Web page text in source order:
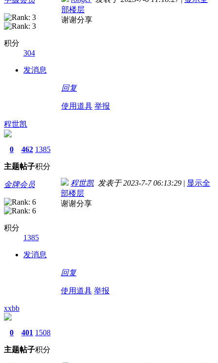
积分
304
发消息
部楼层
谢谢分享
回复
使用道具 举报
程世凯
0
主题
462
帖子
1385
积分
金牌会员
积分
1385
发消息
程世凯 发表于 2023-7-7 06:13:29 | 显示全
部楼层
谢谢分享
回复
使用道具 举报
xxbb
0
主题
401
帖子
1508
积分